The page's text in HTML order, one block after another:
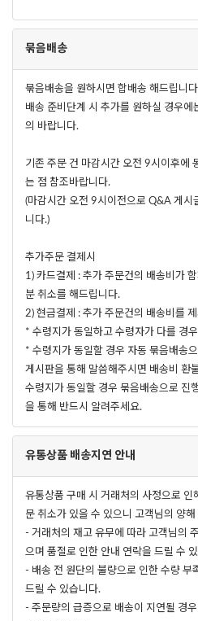
묶음배송
묶음배송을 원하시면 합배송 해드립니
배송 준비단계 시 추가를 원하실 경우
의 바랍니다.
기존 주문 건 마감시간 오전 9시이후에
는 점 참조바랍니다.
(마감시간 오전 9시이전으로 Q&A 게시
니다.)
추가주문 결제시
1) 카드결제 : 추가 주문건의 배송비가
분 취소를 해드립니다.
2) 현금결제 : 추가 주문건의 배송비를
* 수령지가 동일하고 수령자가 다를 경우
* 수령지가 동일할 경우 자동 묶음배송
게시판을 통해 말씀해주시면 배송비 환
수령지가 동일할 경우 묶음배송으로 진
을 통해 반드시 알려주세요.
유통상품 배송지연 안내
유통상품 구매 시 거래처의 사정으로 인
문 취소가 있을 수 있으니 고객님의 양
- 거래처의 재고 유무에 따라 고객님의
으며 품절로 인한 안내 연락을 드릴 수
- 배송 전 원단의 불량으로 인한 수량 부
드릴 수 있습니다.
- 주문량의 급증으로 배송이 지연될 경